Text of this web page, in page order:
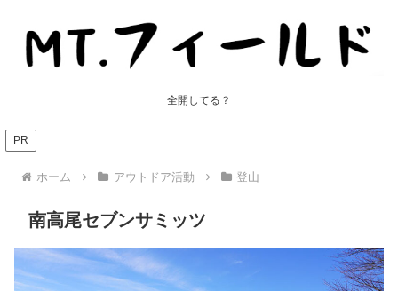
全開してる？
PR
ホーム アウトドア活動 登山
南高尾セブンサミッツ